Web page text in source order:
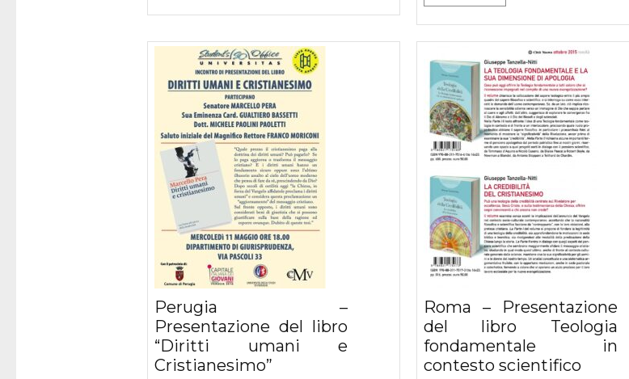
Perugia –
Presentazione del libro
“Diritti umani e
Cristianesimo”
Roma – Presentazione
del libro Teologia
fondamentale in
contesto scientifico